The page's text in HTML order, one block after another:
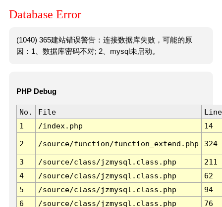
Database Error
(1040) 365建站错误警告：连接数据库失败，可能的原
因：1、数据库密码不对; 2、mysql未启动。
PHP Debug
No. File
Line
1
/index.php 14
2 /source/function/function_extend.php 324
3 /source/class/jzmysql.class.php
211
4
/source/class/jzmysql.class.php
62
5
/source/class/jzmysql.class.php
94
6
/source/class/jzmysql.class.php 76